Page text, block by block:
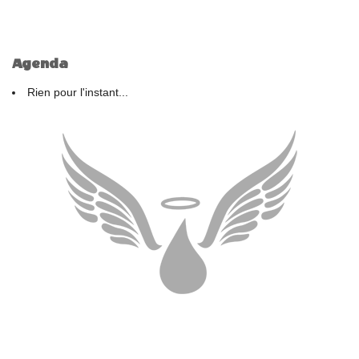
Agenda
Rien pour l'instant...